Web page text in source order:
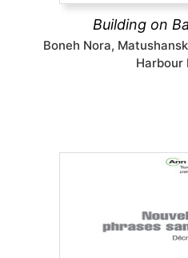
Building on
Boneh Nora,
Harbour